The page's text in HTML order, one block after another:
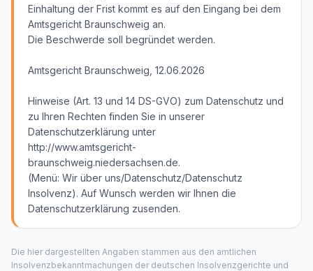
Einhaltung der Frist kommt es auf den Eingang bei dem
Amtsgericht Braunschweig an.
Die Beschwerde soll begründet werden.
Amtsgericht Braunschweig, 12.06.2026
Hinweise (Art. 13 und 14 DS-GVO) zum Datenschutz und
zu Ihren Rechten finden Sie in unserer
Datenschutzerklärung unter
http://www.amtsgericht-
braunschweig.niedersachsen.de.
(Menü: Wir über uns/Datenschutz/Datenschutz
Insolvenz). Auf Wunsch werden wir Ihnen die
Datenschutzerklärung zusenden.
Die hier dargestellten Angaben stammen aus den amtlichen
Insolvenzbekanntmachungen der deutschen Insolvenzgerichte und